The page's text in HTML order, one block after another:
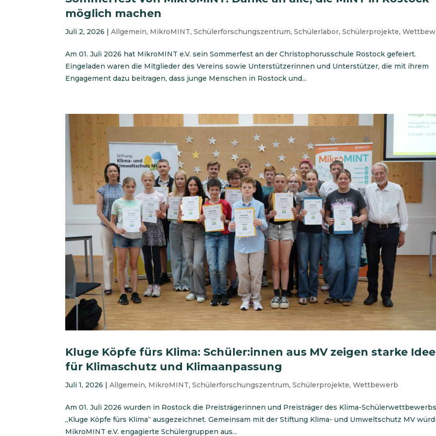
möglich machen
Juli 2, 2026 |Allgemein, MikroMINT,Schülerforschungszentrum,Schülerlabor,Schülerprojekte,
Am 01. Juli 2026 hat MikroMINT e.V. sein Sommerfest an der Christophorusschule Rostock gefeiert.
Eingeladen waren die Mitglieder des Vereins sowie Unterstützerinnen und Unterstützer, die mit ihrem
Engagement dazu beitragen, dass junge Menschen in Rostock und...
Kluge Köpfe fürs Klima: Schüler:innen aus MV zeigen starke
für Klimaschutz und Klimaanpassung
Juli 1, 2026 |Allgemein, MikroMINT,Schülerforschungszentrum,Schülerprojekte,Wettbewerb
Am 01. Juli 2026 wurden in Rostock die Preisträgerinnen und Preisträger des Klima-
„Kluge Köpfe fürs Klima“ ausgezeichnet. Gemeinsam mit der Stiftung Klima- und Umweltschutz MV
MikroMINT e.V. engagierte Schülergruppen aus...